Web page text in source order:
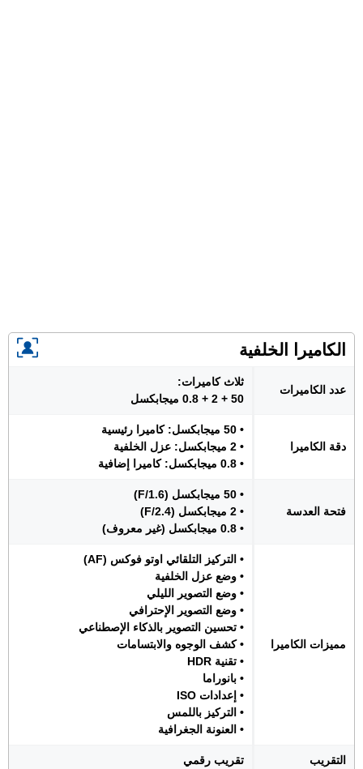
الكاميرا الخلفية
عدد الكاميرات
ثلاث كاميرات:
50 + 2 + 0.8 ميجابكسل
دقة الكاميرا
• 50 ميجابكسل: كاميرا رئيسية
• 2 ميجابكسل: عزل الخلفية
• 0.8 ميجابكسل: كاميرا إضافية
فتحة العدسة
• 50 ميجابكسل (F/1.6)
• 2 ميجابكسل (F/2.4)
• 0.8 ميجابكسل (غير معروف)
مميزات الكاميرا
• التركيز التلقائي اوتو فوكس (AF)
• وضع عزل الخلفية
• وضع التصوير الليلي
• وضع التصوير الإحترافي
• تحسين التصوير بالذكاء الإصطناعي
• كشف الوجوه والابتسامات
• تقنية HDR
• بانوراما
• إعدادات ISO
• التركيز باللمس
• العنونة الجغرافية
التقريب تقريب رقمي